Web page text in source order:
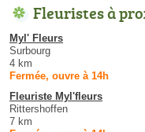
Fleuristes à
Myl' Fleurs
Surbourg
4 km
Fermée, ouvre à 14h
Fleuriste Myl'fleurs
Rittershoffen
7 km